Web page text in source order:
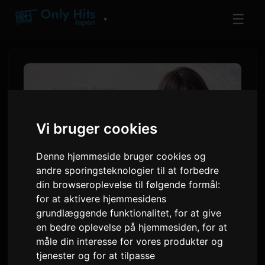
Vi bruger cookies
Denne hjemmeside bruger cookies og
andre sporingsteknologier til at forbedre
din browseroplevelse til følgende formål:
for at aktivere hjemmesidens
grundlæggende funktionalitet,for at give
en bedre oplevelse på hjemmesiden,for at
måle din interesse for vores produkter og
tjenester og for at tilpasse
▼ ☰
AI-kunstneren Ichiki udgiver
debutalbummet 'Love
Singularity'